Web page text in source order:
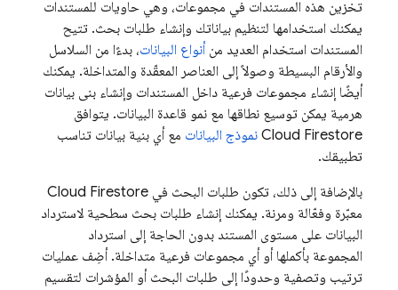
تخزين هذه المستندات في مجموعات، وهي حاويات للمستندات
يمكنك استخدامها لتنظيم بياناتك وإنشاء طلبات بحث. تتيح
المستندات استخدام العديد منأنواع البيانات، بدءًا من السلاسل
والأرقام البسيطة وصولاً إلى العناصر المعقّدة والمتداخلة. يمكنك
أيضًا إنشاء مجموعات فرعية داخل المستندات وإنشاء بنى بيانات
هرمية يمكن توسيع نطاقها مع نمو قاعدة البيانات. يتوافق
Cloud Firestore نموذج البيانات مع أي بنية بيانات تناسب
تطبيقك.
بالإضافة إلى ذلك، تكون طلبات البحث في Cloud Firestore
معبّرة وفعّالة ومرنة. يمكنك إنشاء طلبات بحث سطحية لاسترداد
البيانات على مستوى المستند بدون الحاجة إلى استرداد
المجموعة بأكملها أو أي مجموعات فرعية متداخلة. أضِف عمليات
ترتيب وتصفية وحدودًا إلى طلبات البحث أو المؤشرات لتقسيم